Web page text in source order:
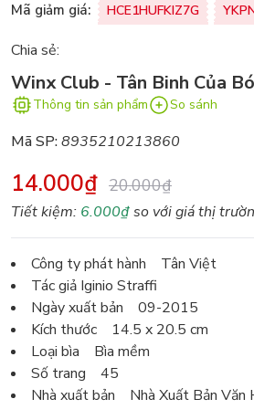
Mã giảm giá: HCE1HUFKIZ7G
Chia sẻ:
Winx Club - Tân Binh Của
Thông tin sản phẩm So sánh
Mã SP:8935210213860
14.000₫ 20.000₫
Tiết kiệm: 6.000₫so với giá thị
Công ty phát hành Tân Việt
Tác giả Iginio Straffi
Ngày xuất bản 09-2015
Kích thước 14.5 x 20.5 cm
Loại bìa Bìa mềm
Số trang 45
Nhà xuất bản Nhà Xuất Bản Văn